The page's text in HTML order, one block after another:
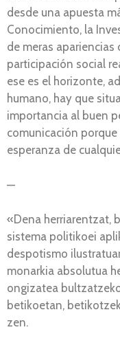
desde una apuesta
Conocimiento, la
de meras
participación social
ese es el horizonte,
humano, hay que
importancia al buen
comunicación
esperanza de
—
«Dena herriarentzat,
sistema politikoei
despotismo
monarkia absolutua
ongizatea
betikoetan,
zen.